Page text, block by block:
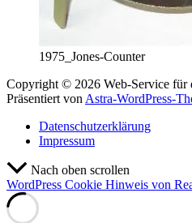
1975_Jones-Counter
Copyright © 2026 Web-Service für
Präsentiert von Astra-WordPress-
Datenschutzerklärung
Impressum
Nach oben scrollen
WordPress Cookie Hinweis von